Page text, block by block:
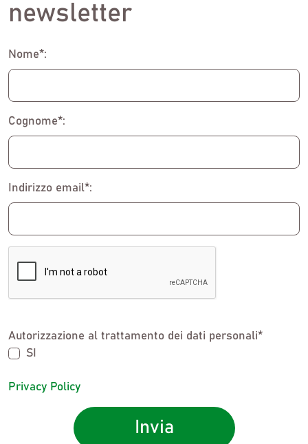
newsletter
Nome*:
Cognome*:
Indirizzo email*:
Autorizzazione al trattamento dei dati personali*
SI
Privacy Policy
Invia